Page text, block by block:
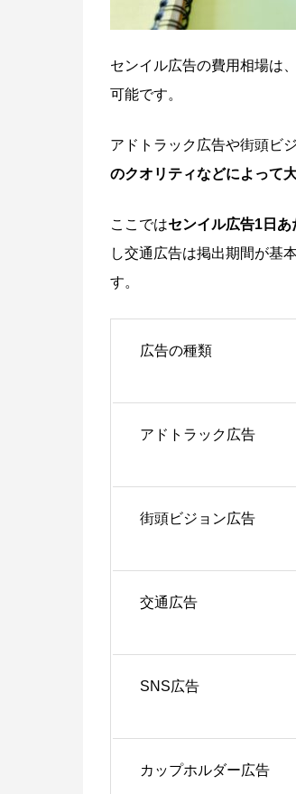
センイル広告の費用相場は、
可能です。
アドトラック広告や街頭ビ
のクオリティなどによって
ここではセンイル広告1日
し交通広告は掲出期間が基
す。
広告の種類
アドトラック広告
街頭ビジョン広告
交通広告
SNS広告
カップホルダー広告